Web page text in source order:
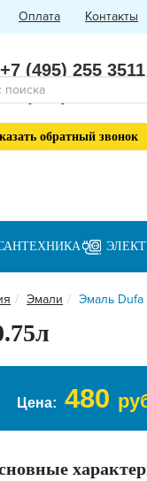
Оплата Контакты
+7 (495) 255 3511
+7 (985) 762 4123
обратный звонок
Эмали Эмаль Dufa
Цена: 480